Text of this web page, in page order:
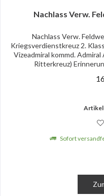
Nachlass Verw.
Nachlass Verw.
Kriegsverdienstkreuz 2.
Vizeadmiral kommd.
Ritterkreuz)
Sofort